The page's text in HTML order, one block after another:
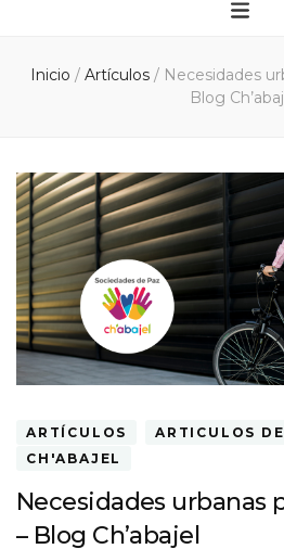
Inicio / Artículos / Necesidades
Blog
ARTÍCULOS
ARTICULOS
CH'ABAJEL
Necesidades urbanas
– Blog Ch’abajel